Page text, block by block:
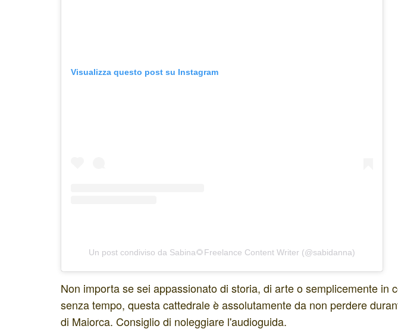
Visualizza questo post su Instagram
Un post condiviso da Sabina🌻Freelance Content Writer (@sabidanna)
Non importa se sei appassionato di storia, di arte o semplicemente in
senza tempo, questa cattedrale è assolutamente da non perdere
di Maiorca. Consiglio di noleggiare l'audioguida.